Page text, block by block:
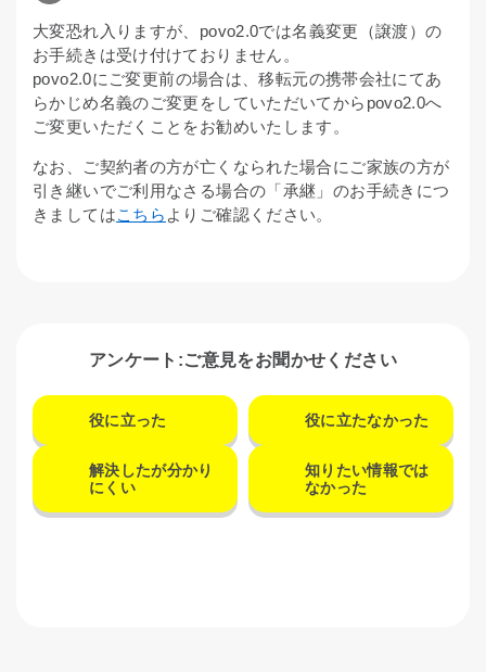
大変恐れ入りますが、povo2.0では名義変更（譲渡）の
お手続きは受け付けておりません。
povo2.0にご変更前の場合は、移転元の携帯会社にてあ
らかじめ名義のご変更をしていただいてからpovo2.0へ
ご変更いただくことをお勧めいたします。
なお、ご契約者の方が亡くなられた場合にご家族の方が
引き継いでご利用なさる場合の「承継」のお手続きにつ
きましてはこちら よりご確認ください。
アンケート:ご意見をお聞かせください
役に立った 役に立たなかった
解決したが分かり
にくい
知りたい情報では
なかった